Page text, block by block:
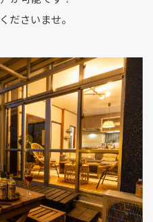
ださいませ。